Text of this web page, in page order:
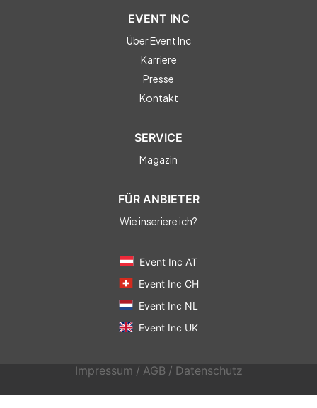
EVENT INC
Über Event Inc
Karriere
Presse
Kontakt
SERVICE
Magazin
FÜR ANBIETER
Wie inseriere ich?
Event Inc AT
Event Inc CH
Event Inc NL
Event Inc UK
Impressum / AGB / Datenschutz